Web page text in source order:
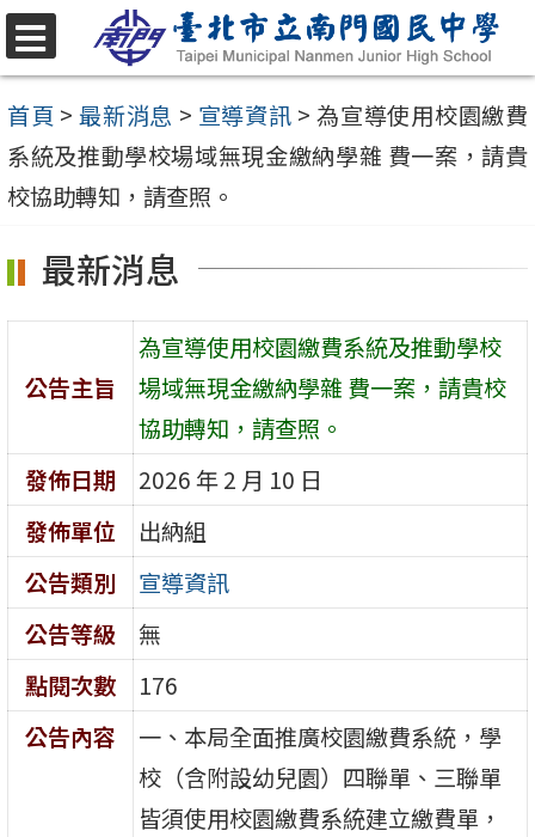
跳
至
主
要
內
區
選
單
首頁 > 最新消息 > 宣導資訊 > 為宣導使用校園繳費
系統及推動學校場域無現金繳納學雜 費一案，請貴
校協助轉知，請查照。
最新消息
公告主旨
為宣導使用校園繳費系統及推動學校
場域無現金繳納學雜 費一案，請貴校
協助轉知，請查照。
發佈日期
2026 年 2 月 10 日
發佈單位
出納組
公告類別
宣導資訊
公告等級
無
點閱次數
176
公告內容
一、本局全面推廣校園繳費系統，學
校（含附設幼兒園）四聯單、三聯單
皆須使用校園繳費系統建立繳費單，